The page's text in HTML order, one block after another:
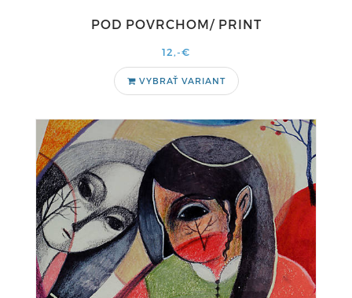
POD POVRCHOM/ PRINT
12,-€
VYBRAŤ VARIANT